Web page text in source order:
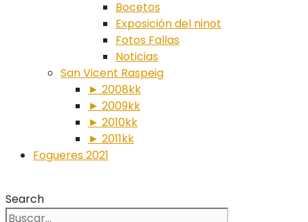
Bocetos
Exposición del ninot
Fotos Fallas
Noticias
San Vicent Raspeig
► 2008kk
► 2009kk
► 2010kk
► 2011kk
Fogueres 2021
Search